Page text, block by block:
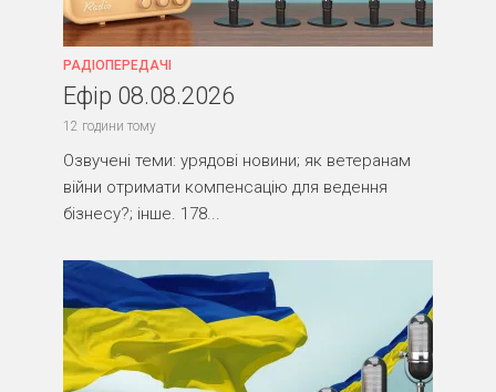
РАДІОПЕРЕДАЧІ
Ефір 08.08.2026
12 години тому
Озвучені теми: урядові новини; як ветеранам
війни отримати компенсацію для ведення
бізнесу?; інше. 178...